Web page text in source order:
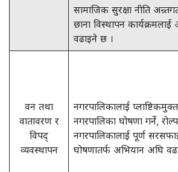
सामाजिक सुरक्षा नीति
छाना विस्थापन कार्यक्रमलाई
वढाइने छ ।
वन तथा
वातावरण र
विपद्
व्यवस्थापन
नगरपालिकालाई प्लाष्टिकमुक्त
नगरपालिका घोषणा गर्ने,
नगरपालिकालाई पूर्ण
घोषणातर्फ अभियान अघि